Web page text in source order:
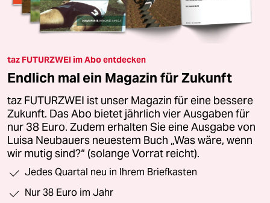
taz FUTURZWEI im Abo entdecken
Endlich mal ein Magazin für Zukunft
taz FUTURZWEI ist unser Magazin für eine bessere
Zukunft. Das Abo bietet jährlich vier Ausgaben für
nur 38 Euro. Zudem erhalten Sie eine Ausgabe von
Luisa Neubauers neuestem Buch „Was wäre, wenn
wir mutig sind?“ (solange Vorrat reicht).
Jedes Quartal neu in Ihrem Briefkasten
Nur 38 Euro im Jahr